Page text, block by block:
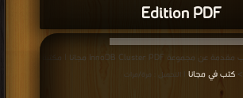
Edition PDF
قراءة و تحميل كتاب كتاب مقدمة عن مجموعة InnoDB Cluster PDF مجانا | مكتبة
>كتب في مجانا | التحميل : مرة/مرات